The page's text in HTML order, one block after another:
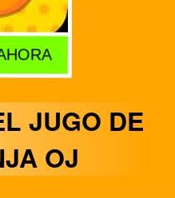
JUGO DE
OJ